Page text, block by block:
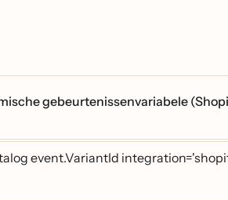
gebeurtenissenvariabele
event.VariantId